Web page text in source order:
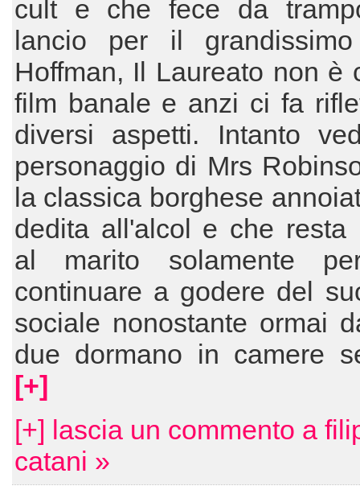
cult e che fece da
lancio per il
Hoffman, Il Laureato non è
film banale e anzi ci fa
diversi aspetti. Intanto
personaggio di Mrs
la classica borghese
dedita all'alcol e che resta
al marito solamente
continuare a godere del
sociale nonostante ormai
due dormano in camere
[+]
[+] lascia un commento a
catani »